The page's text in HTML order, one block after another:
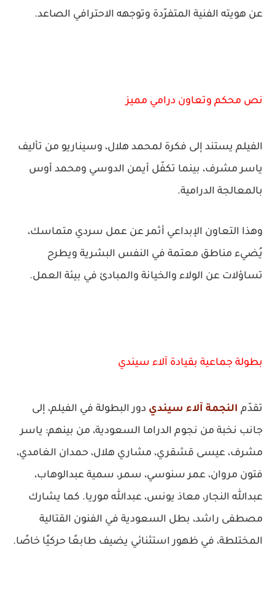
عن هويته الفنية المتفرّدة وتوجهه الاحترافي الصاعد.
نص محكم وتعاون درامي مميز
الفيلم يستند إلى فكرة لمحمد هلال، وسيناريو من تأليف
ياسر مشرف، بينما تكفّل أيمن الدوسي ومحمد أوس
بالمعالجة الدرامية.
وهذا التعاون الإبداعي أثمر عن عمل سردي متماسك،
يُضيء مناطق معتمة في النفس البشرية ويطرح
تساؤلات عن الولاء والخيانة والمبادئ في بيئة العمل.
بطولة جماعية بقيادة آلاء سيندي
تقدّم النجمة آلاء سيندي دور البطولة في الفيلم، إلى
جانب نخبة من نجوم الدراما السعودية، من بينهم: ياسر
مشرف، عيسى قشقري، مشاري هلال، حمدان الغامدي،
فتون مروان، عمر سنوسي، سمر، سمية عبدالوهاب،
عبدالله النجار، معاذ يونس، عبدالله موريا. كما يشارك
مصطفى راشد، بطل السعودية في الفنون القتالية
المختلطة، في ظهور استثنائي يضيف طابعًا حركيًا خاصًا.